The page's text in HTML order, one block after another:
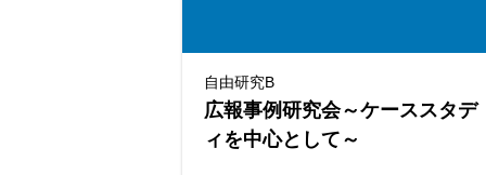
自由研究B
広報事例研究会～ケーススタデ
ィを中心として～